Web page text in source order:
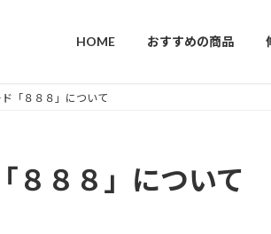
HOME おすすめの商品
「８８８」について
８８８」について